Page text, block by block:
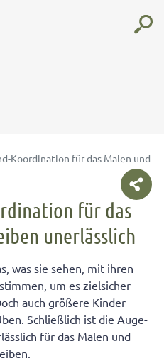
Koordination für das Malen und
für das
unerlässlich
was sie sehen, mit ihren
um es zielsicher
auch größere Kinder
Schließlich ist die Auge-
für das Malen und